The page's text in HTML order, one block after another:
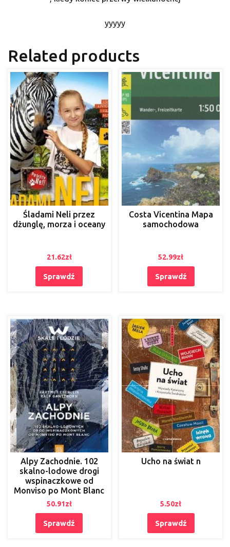
yyyyy
Related products
Śladami Neli przez
dżunglę, morza i oceany
21.62zł
Sprawdź
Costa Vicentina Mapa
samochodowa
52.99zł
Sprawdź
Alpy Zachodnie. 102
skalno-lodowe drogi
wspinaczkowe od
Monviso po Mont Blanc
50.91zł
Sprawdź
Ucho na świat n
5.50zł
Sprawdź